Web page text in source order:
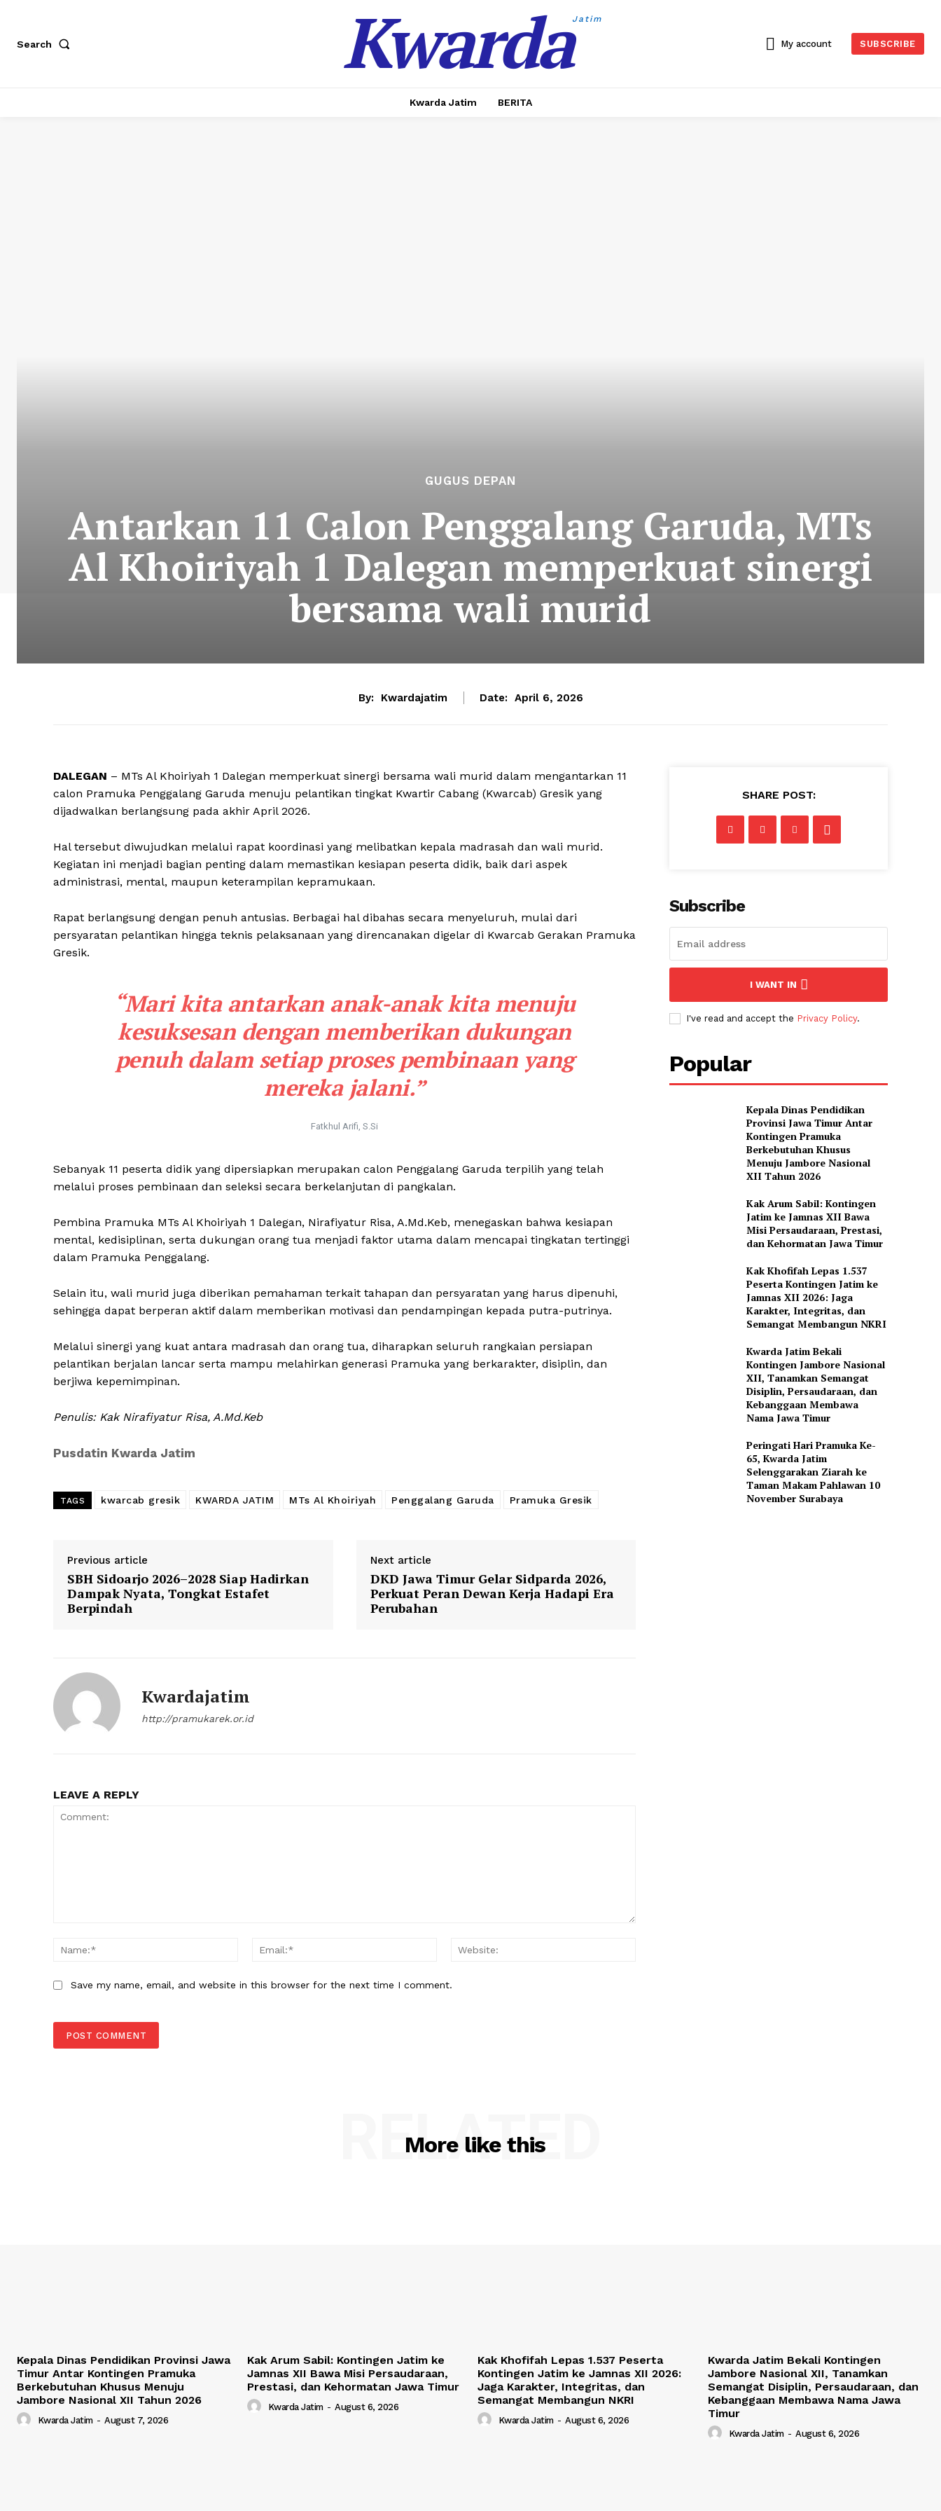
Search KwardaJatim
My account SUBSCRIBE
Kwarda Jatim BERITA
GUGUS DEPAN
Antarkan 11 Calon Penggalang Garuda, MTs
Al Khoiriyah 1 Dalegan memperkuat sinergi
bersama wali murid
By: Kwardajatim Date: April 6, 2026
DALEGAN – MTs Al Khoiriyah 1 Dalegan memperkuat sinergi bersama wali murid dalam mengantarkan 11
calon Pramuka Penggalang Garuda menuju pelantikan tingkat Kwartir Cabang (Kwarcab) Gresik yang
dijadwalkan berlangsung pada akhir April 2026.
Hal tersebut diwujudkan melalui rapat koordinasi yang melibatkan kepala madrasah dan wali murid.
Kegiatan ini menjadi bagian penting dalam memastikan kesiapan peserta didik, baik dari aspek
administrasi, mental, maupun keterampilan kepramukaan.
Rapat berlangsung dengan penuh antusias. Berbagai hal dibahas secara menyeluruh, mulai dari
persyaratan pelantikan hingga teknis pelaksanaan yang direncanakan digelar di Kwarcab Gerakan Pramuka
Gresik.
“Mari kita antarkan anak-anak kita menuju
kesuksesan dengan memberikan dukungan
penuh dalam setiap proses pembinaan yang
mereka jalani.”
Fatkhul Arifi, S.Si
Sebanyak 11 peserta didik yang dipersiapkan merupakan calon Penggalang Garuda terpilih yang telah
melalui proses pembinaan dan seleksi secara berkelanjutan di pangkalan.
Pembina Pramuka MTs Al Khoiriyah 1 Dalegan, Nirafiyatur Risa, A.Md.Keb, menegaskan bahwa kesiapan
mental, kedisiplinan, serta dukungan orang tua menjadi faktor utama dalam mencapai tingkatan tertinggi
dalam Pramuka Penggalang.
Selain itu, wali murid juga diberikan pemahaman terkait tahapan dan persyaratan yang harus dipenuhi,
sehingga dapat berperan aktif dalam memberikan motivasi dan pendampingan kepada putra-putrinya.
Melalui sinergi yang kuat antara madrasah dan orang tua, diharapkan seluruh rangkaian persiapan
pelantikan berjalan lancar serta mampu melahirkan generasi Pramuka yang berkarakter, disiplin, dan
berjiwa kepemimpinan.
Penulis: Kak Nirafiyatur Risa, A.Md.Keb
Pusdatin Kwarda Jatim
TAGS kwarcab gresik KWARDA JATIM MTs Al Khoiriyah Penggalang Garuda Pramuka Gresik
Previous article
SBH Sidoarjo 2026–2028 Siap Hadirkan
Dampak Nyata, Tongkat Estafet
Berpindah
Next article
DKD Jawa Timur Gelar Sidparda 2026,
Perkuat Peran Dewan Kerja Hadapi Era
Perubahan
Kwardajatim
http://pramukarek.or.id
LEAVE A REPLY
Name:*
Email:*
Save my name, email, and website in this browser for the next time I comment.
SHARE POST:
Subscribe
I WANT IN
I've read and accept the Privacy Policy.
Popular
Kepala Dinas Pendidikan
Provinsi Jawa Timur Antar
Kontingen Pramuka
Berkebutuhan Khusus
Menuju Jambore Nasional
XII Tahun 2026
Kak Arum Sabil: Kontingen
Jatim ke Jamnas XII Bawa
Misi Persaudaraan, Prestasi,
dan Kehormatan Jawa Timur
Kak Khofifah Lepas 1.537
Peserta Kontingen Jatim ke
Jamnas XII 2026: Jaga
Karakter, Integritas, dan
Semangat Membangun NKRI
Kwarda Jatim Bekali
Kontingen Jambore Nasional
XII, Tanamkan Semangat
Disiplin, Persaudaraan, dan
Kebanggaan Membawa
Nama Jawa Timur
Peringati Hari Pramuka Ke-
65, Kwarda Jatim
Selenggarakan Ziarah ke
Taman Makam Pahlawan 10
November Surabaya
More like this
RELATED
Kepala Dinas Pendidikan Provinsi Jawa
Timur Antar Kontingen Pramuka
Berkebutuhan Khusus Menuju
Jambore Nasional XII Tahun 2026
Kwarda Jatim - August 7, 2026
Kak Arum Sabil: Kontingen Jatim ke
Jamnas XII Bawa Misi Persaudaraan,
Prestasi, dan Kehormatan Jawa Timur
Kwarda Jatim - August 6, 2026
Kak Khofifah Lepas 1.537 Peserta
Kontingen Jatim ke Jamnas XII 2026:
Jaga Karakter, Integritas, dan
Semangat Membangun NKRI
Kwarda Jatim - August 6, 2026
Kwarda Jatim Bekali Kontingen
Jambore Nasional XII, Tanamkan
Semangat Disiplin, Persaudaraan, dan
Kebanggaan Membawa Nama Jawa
Timur
Kwarda Jatim - August 6, 2026